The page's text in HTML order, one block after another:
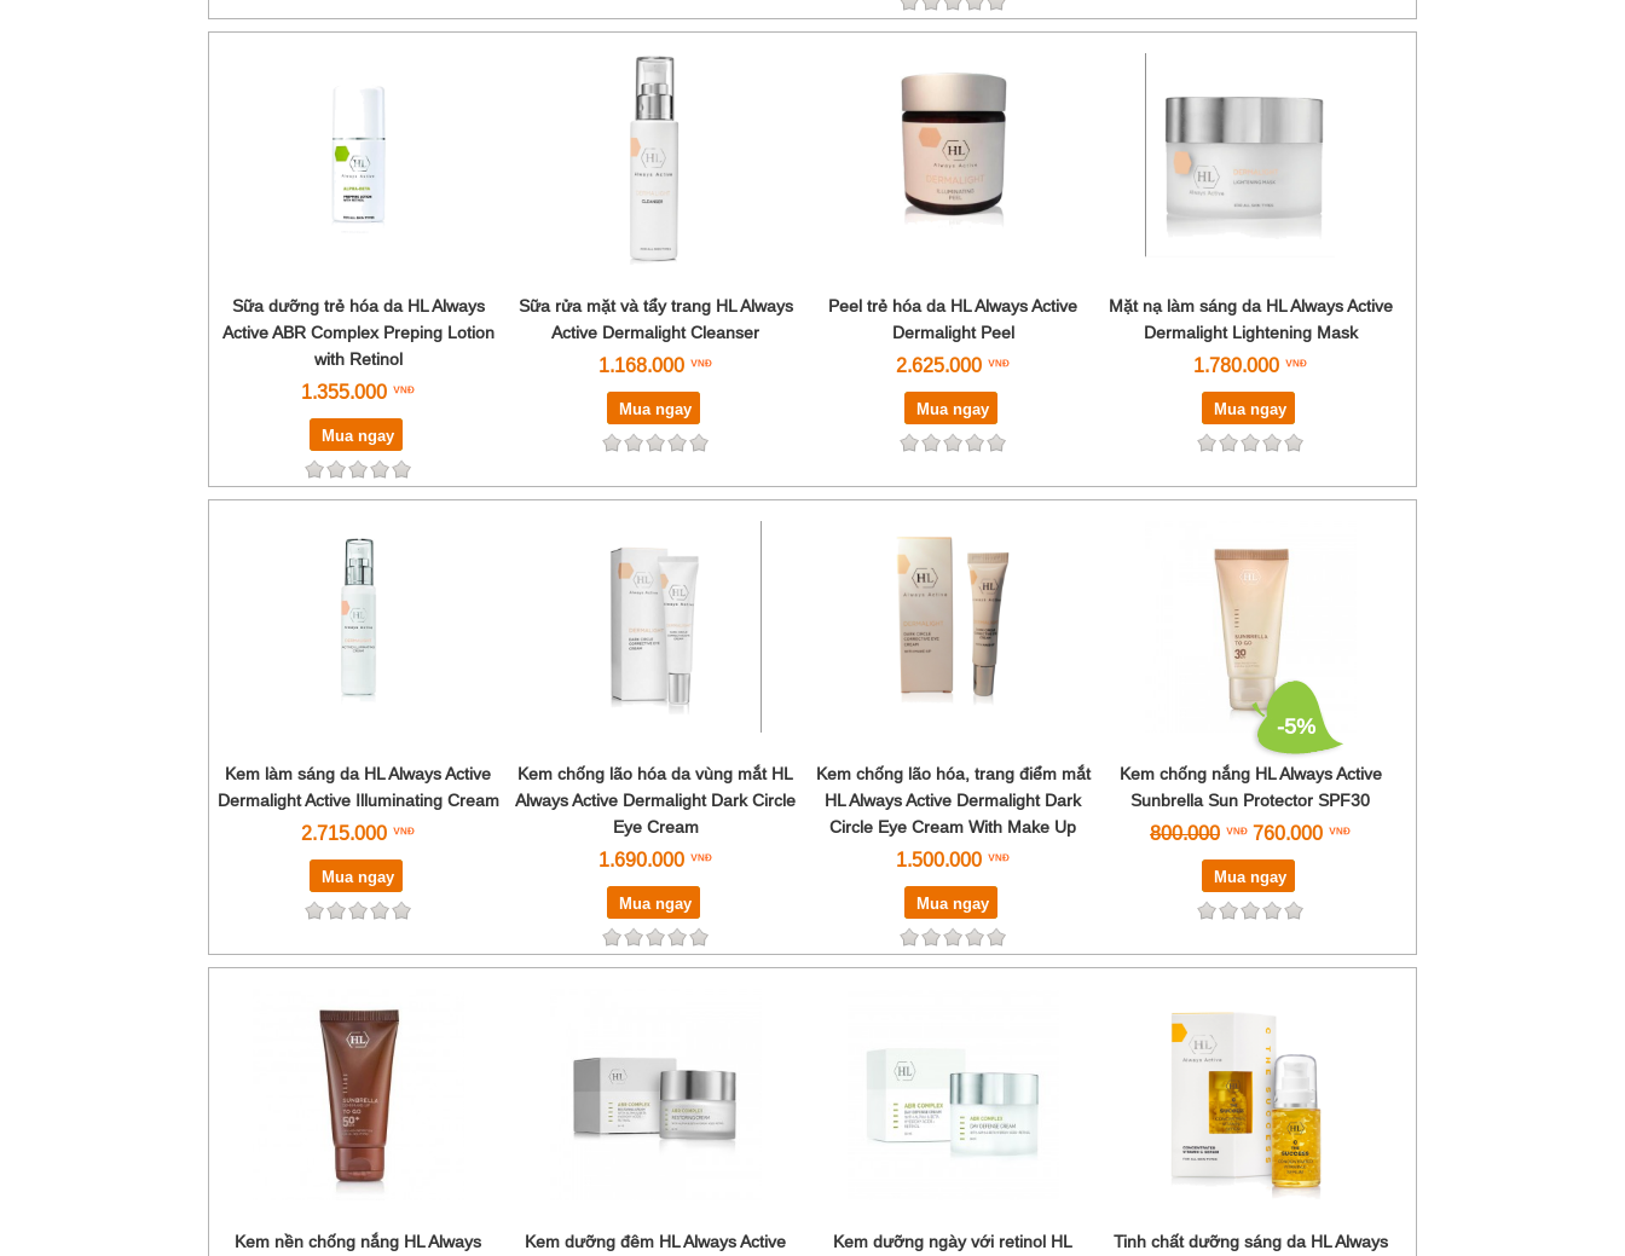
Sữa dưỡng trẻ hóa da HL Always
Active ABR Complex Preping Lotion
with Retinol
1.355.000
Mua ngay
Sữa rửa mặt và tẩy trang HL Always
Active Dermalight Cleanser
1.168.000
Mua ngay
Peel trẻ hóa da HL Always Active
Dermalight Peel
2.625.000
Mua ngay
Mặt nạ làm sáng da HL Always Active
Dermalight Lightening Mask
1.780.000
Mua ngay
Kem làm sáng da HL Always Active
Dermalight Active Illuminating Cream
2.715.000
Mua ngay
Kem chống lão hóa da vùng mắt HL
Always Active Dermalight Dark Circle
Eye Cream
1.690.000
Mua ngay
Kem chống lão hóa, trang điểm mắt
HL Always Active Dermalight Dark
Circle Eye Cream With Make Up
1.500.000
Mua ngay
-5%
Kem chống nắng HL Always Active
Sunbrella Sun Protector SPF30
800.000 760.000
Mua ngay
Kem nền chống nắng HL Always
Kem dưỡng đêm HL Always Active
Kem dưỡng ngày với retinol HL
Tinh chất dưỡng sáng da HL Always